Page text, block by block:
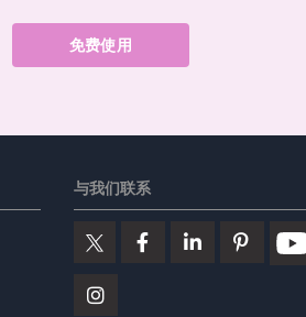
免费使用
与我们联系